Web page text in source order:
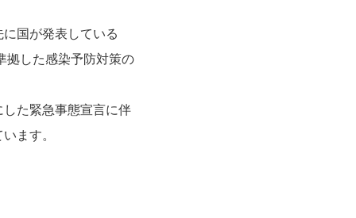
国が発表している
拠した感染予防対策の
た緊急事態宣言に伴
ます。